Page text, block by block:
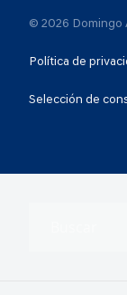
© 2026 Domingo
Política de
Selección de